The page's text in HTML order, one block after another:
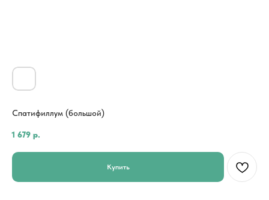
Спатифиллум (большой)
1 679 р.
Купить